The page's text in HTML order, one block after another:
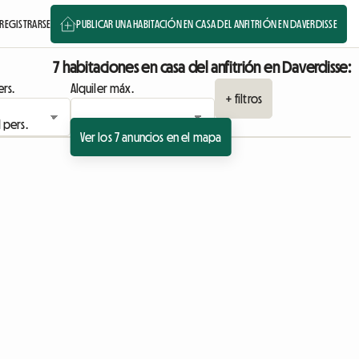
REGISTRARSE PUBLICAR UNA HABITACIÓN EN CASA DEL ANFITRIÓN EN DAVERDISSE
7 habitaciones en casa del anfitrión en Daverdisse:
Alquiler máx.
+ filtros
Ver los 7 anuncios en el mapa